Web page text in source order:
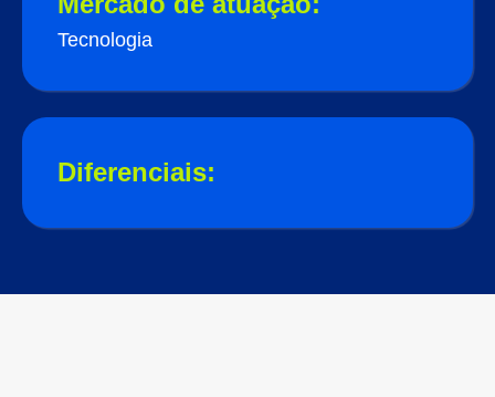
Tecnologia
Diferenciais: